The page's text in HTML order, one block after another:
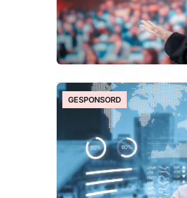
GESPONSORD